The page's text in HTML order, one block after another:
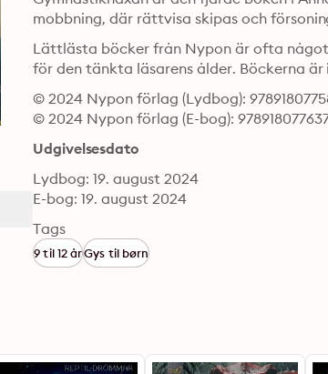
Lättlästa böcker från Nypon är ofta
för den tänkta läsarens ålder. Böckerna
© 2024 Nypon förlag (Lydbog):
© 2024 Nypon förlag (E-bog):
Udgivelsesdato
Lydbog: 19. august 2024
E-bog: 19. august 2024
Tags
9 til 12 årGys til børn